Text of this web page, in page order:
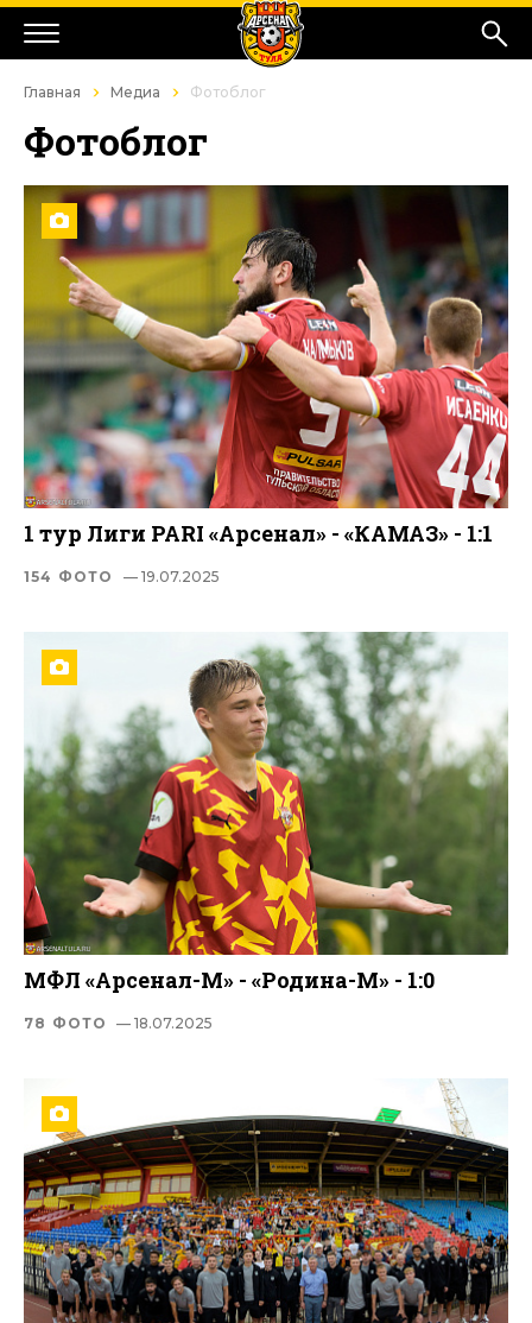
Главная Медиа Фотоблог
Фотоблог
1 тур Лиги PARI «Арсенал» - «КАМАЗ» - 1:1
154 ФОТО — 19.07.2025
МФЛ «Арсенал-М» - «Родина-М» - 1:0
78 ФОТО — 18.07.2025